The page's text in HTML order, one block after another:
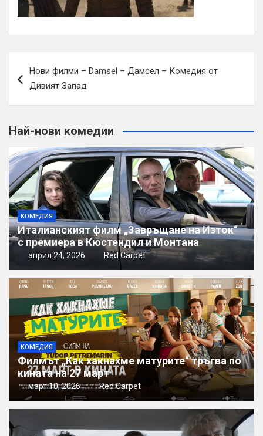
Нови филми – Damsel – Дамсел – Комедия от
Дивият Запад
Най-нови комедии
КОМЕДИЯ
Италианският филм „Завръщане на Изток“
с премиера в Кюстендил и Монтана
април 24, 2026 Red Carpet
КОМЕДИЯ
Филмът „Как хакнахме матурите“ тръгва по
кината на 27 март
март 10, 2026 Red Carpet